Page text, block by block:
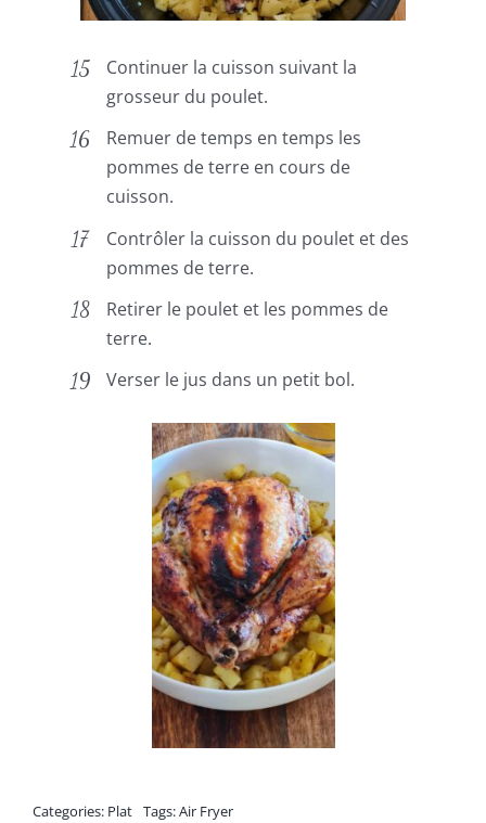
Continuer la cuisson suivant la
grosseur du poulet.
Remuer de temps en temps les
pommes de terre en cours de
cuisson.
Contrôler la cuisson du poulet et des
pommes de terre.
Retirer le poulet et les pommes de
terre.
Verser le jus dans un petit bol.
Categories: Plat Tags:Air Fryer